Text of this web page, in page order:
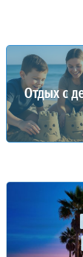
Отдых с